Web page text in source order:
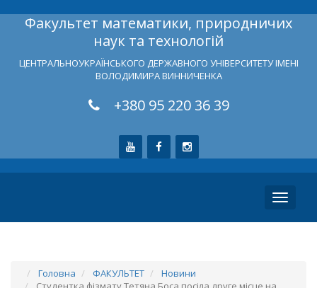
Факультет математики, природничих
наук та технологій
ЦЕНТРАЛЬНОУКРАЇНСЬКОГО ДЕРЖАВНОГО УНІВЕРСИТЕТУ ІМЕНІ
ВОЛОДИМИРА ВИННИЧЕНКА
+380 95 220 36 39
Toggle
Головна ФАКУЛЬТЕТ
Новини